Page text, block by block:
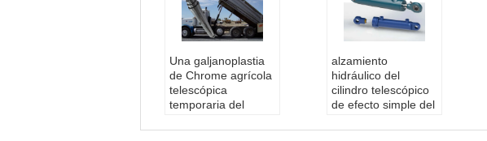
Una galjanoplastia
de Chrome agrícola
telescópica
temporaria del
del cilindro
alzamiento
hidráulico del
cilindro telescópico
de efecto simple del
10500m m para